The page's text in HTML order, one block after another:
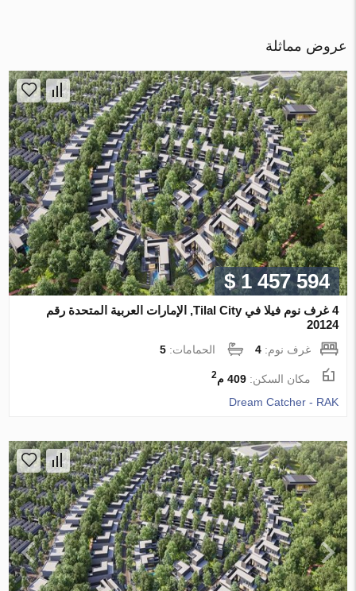
عروض مماثلة
$ 1 457 594
4 غرف نوم فيلا في Tilal City, الإمارات العربية المتحدة رقم
20124
غرف نوم:4 الحمامات:5
مكان السكن:409 م 2
Dream Catcher - RAK